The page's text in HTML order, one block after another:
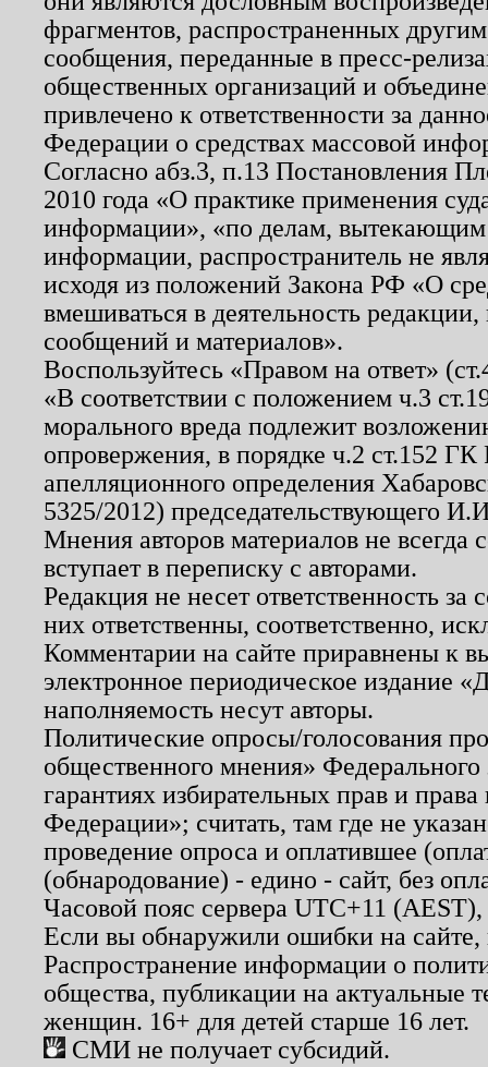
фрагментов, распространенных
сообщения, переданные в пресс-
общественных организаций и
привлечено к ответственности за
Федерации о средствах массовой
Согласно абз.3, п.13 Постановления
2010 года «О практике применения
информации», «по делам, вытекающим
информации, распространитель не
исходя из положений Закона РФ «О
вмешиваться в деятельность
сообщений и материалов».
Воспользуйтесь «Правом на ответ»
«В соответствии с положением ч.3
морального вреда подлежит
опровержения, в порядке ч.2 ст.152
апелляционного определения
5325/2012) председательствующего
Мнения авторов материалов не
вступает в переписку с авторами.
Редакция не несет ответственность
них ответственны, соответственно,
Комментарии на сайте приравнены к
электронное периодическое издание
наполняемость несут авторы.
Политические опросы/голосования
общественного мнения»
гарантиях избирательных прав и
Федерации»; считать, там где не
проведение опроса и оплатившее
(обнародование) - едино - сайт, без
Часовой пояс сервера UTC+11
Если вы обнаружили ошибки на
Распространение информации о
общества, публикации на актуальные
женщин. 16+ для детей старше 16 лет.
СМИ не получает субсидий.